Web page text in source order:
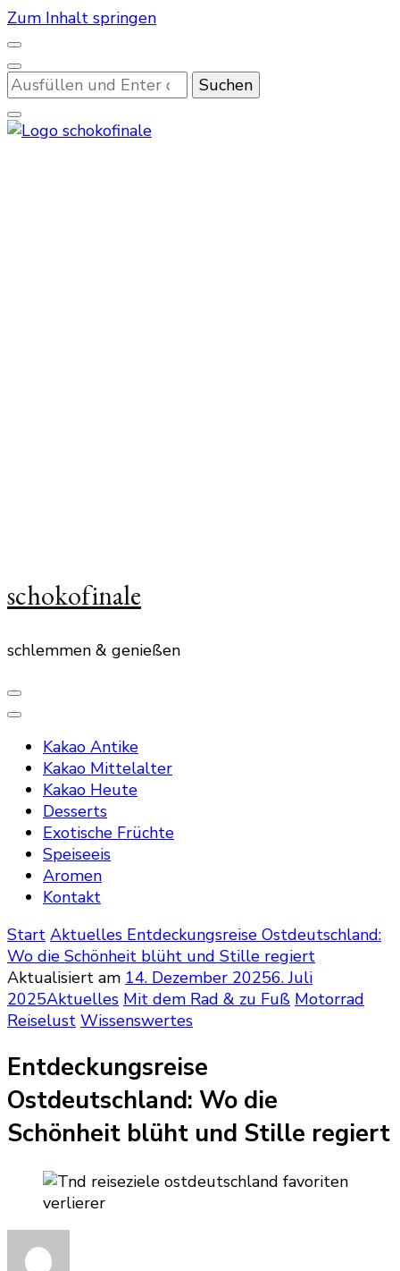
Zum Inhalt springen
Suchst
du
nach
etwas?
schokofinale
schlemmen & genießen
Kakao Antike
Kakao Mittelalter
Kakao Heute
Desserts
Exotische Früchte
Speiseeis
Aromen
Kontakt
Start Aktuelles Entdeckungsreise Ostdeutschland:
Wo die Schönheit blüht und Stille regiert
Aktualisiert am 14. Dezember 20256. Juli
2025Aktuelles Mit dem Rad & zu Fuß Motorrad
Reiselust Wissenswertes
Entdeckungsreise
Ostdeutschland: Wo die
Schönheit blüht und Stille regiert